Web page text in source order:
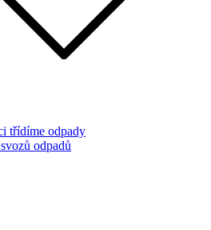
třídíme odpady
odpadů